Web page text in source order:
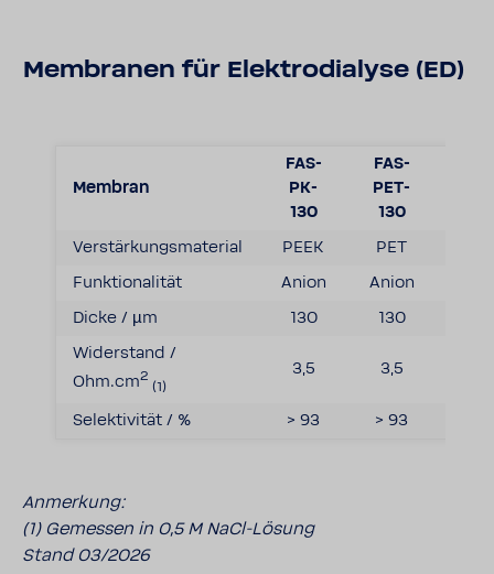
Membranen für Elektrodialyse (ED)
Membran
FAS-
PK-
130
FAS-
PET-
130
Verstärkungsmaterial
PEEK PET
Funktionalität
Anion Anion
Dicke / µm
130 130
Widerstand /
Ohm.cm2
(1)
3,5 3,5
Selektivität / % > 93 > 93
Anmerkung:
(1) Gemessen in 0,5 M NaCl-Lösung
Stand 03/2026